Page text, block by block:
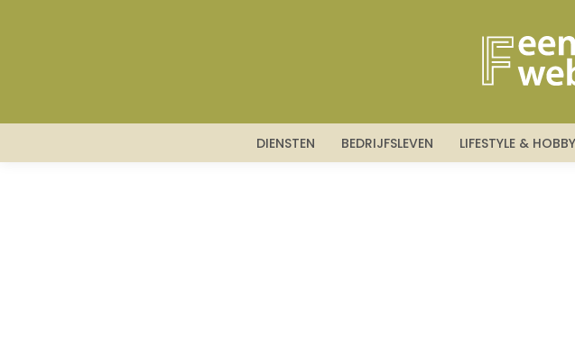
DIENSTEN BEDRIJFSLEVEN LIFESTYLE & HOBBY